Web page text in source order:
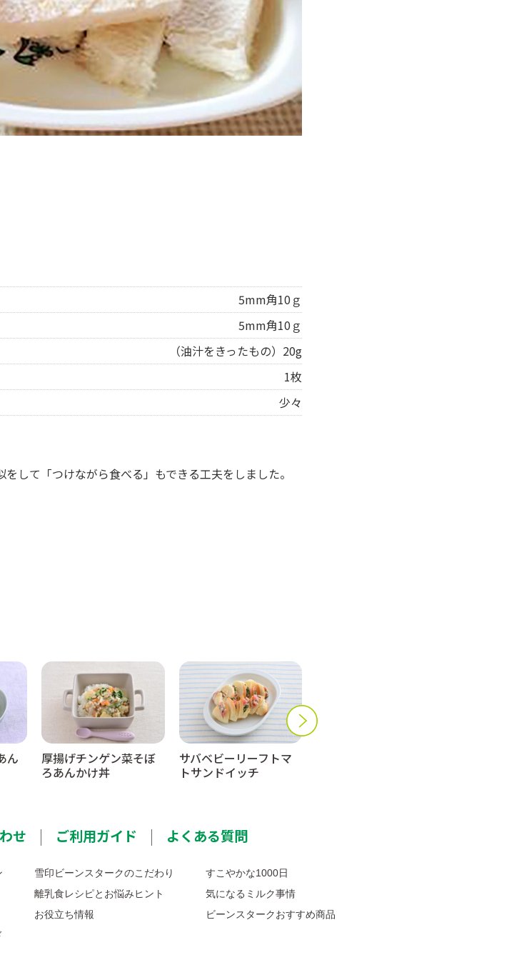
5mm角10ｇ
5mm角10ｇ
（油汁をきったもの）20g
1枚
少々
して「つけながら食べる」もできる工夫をしました。
ん
厚揚げチンゲン菜そぼ
ろあんかけ丼
サバベビーリーフトマ
トサンドイッチ
せ ご利用ガイド よくある質問
雪印ビーンスタークのこだわり
すこやかな1000日
離乳食レシピとお悩みヒント
気になるミルク事情
お役立ち情報
ビーンスタークおすすめ商品